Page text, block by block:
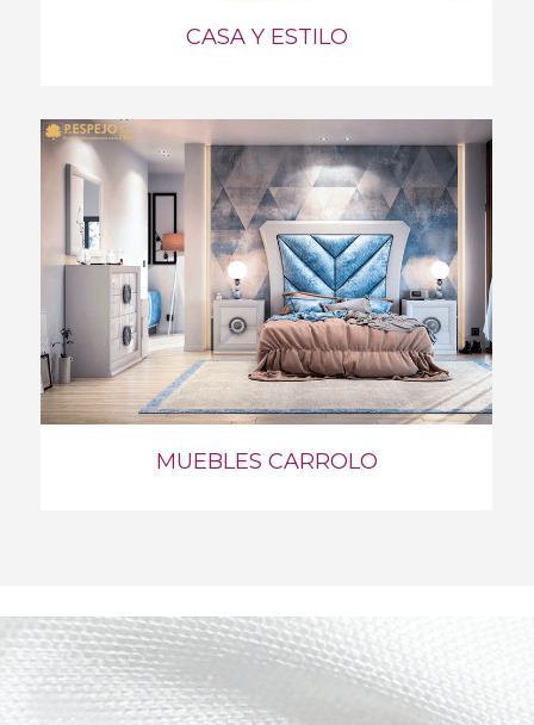
CASA Y ESTILO
MUEBLES CARROLO